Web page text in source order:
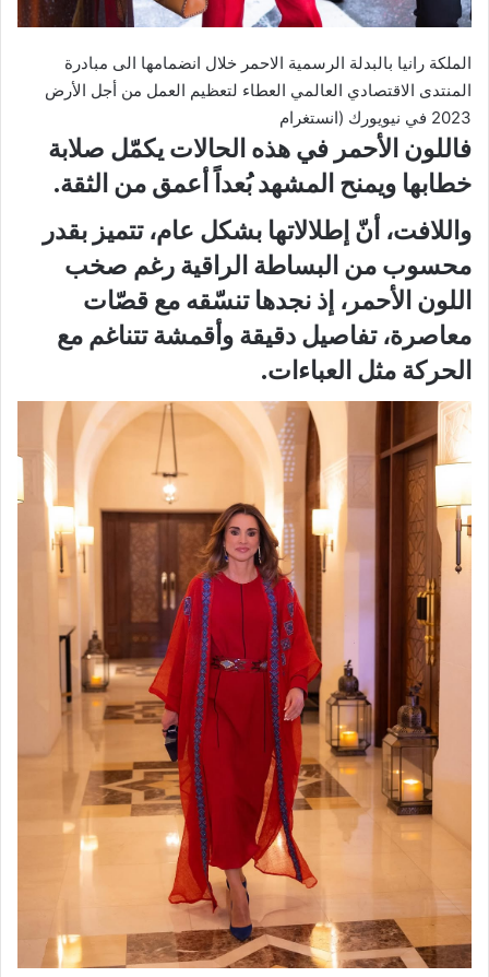
الملكة رانيا بالبدلة الرسمية الاحمر خلال انضمامها الى مبادرة
المنتدى الاقتصادي العالمي العطاء لتعظيم العمل من أجل الأرض
2023 في نيويورك (انستغرام
فاللون الأحمر في هذه الحالات يكمّل صلابة
خطابها ويمنح المشهد بُعداً أعمق من الثقة.
واللافت، أنّ إطلالاتها بشكل عام، تتميز بقدر
محسوب من البساطة الراقية رغم صخب
اللون الأحمر، إذ نجدها تنسّقه مع قصّات
معاصرة، تفاصيل دقيقة وأقمشة تتناغم مع
الحركة مثل العباءات.